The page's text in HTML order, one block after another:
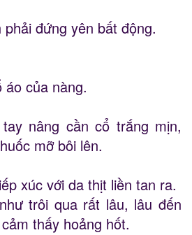
đứng yên bất động.
áo của nàng.
nâng cần cổ trắng mịn,
mỡ bôi lên.
xúc với da thịt liền tan ra.
trôi qua rất lâu, lâu đến
thấy hoảng hốt.